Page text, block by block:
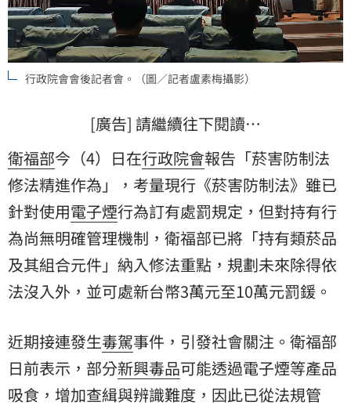
行政院會會後記者會。（圖／記者盧素梅攝影）
[廣告] 請繼續往下閱讀…
衛福部今（4）日在行政院會報告「菸害防制法
修法精進作為」，考量現行《菸害防制法》雖已
針對使用電子煙行為訂有處罰規定，但對持有行
為尚無明確管理機制，衛福部已將「持有類菸品
及其組合元件」納入修法重點，規劃未來除得依
法沒入外，並可處新台幣3萬元至10萬元罰鍰。
近期接連發生毒駕事件，引發社會關注。衛福部
日前表示，部分新興毒品可能透過電子煙等產品
吸食，增加查緝與辨識難度，因此已從法規管